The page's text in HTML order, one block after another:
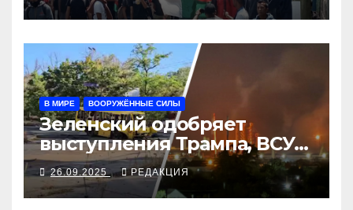
В МИРЕ ВООРУЖЁННЫЕ СИЛЫ
Зеленский одобряет
выступления Трампа, ВСУ
закрыли Добропольский
рубеж
26.09.2025 РЕДАКЦИЯ